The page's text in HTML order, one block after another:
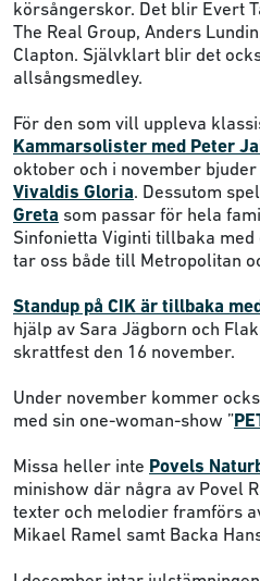
körsångerskor. Det blir Evert
The Real Group, Anders
Clapton. Självklart blir det
allsångsmedley.
För den som vill uppleva
Kammarsolister med Peter
oktober och i november
Vivaldis Gloria. Dessutom
Greta som passar för hela
Sinfonietta Viginti tillbaka
tar oss både till Metropolitan
Standup på CIK är tillbaka
hjälp av Sara Jägborn och
skrattfest den 16 november.
Under november kommer
med sin one-woman-show ”
Missa heller inte Povels
minishow där några av Povel
texter och melodier framförs
Mikael Ramel samt Backa